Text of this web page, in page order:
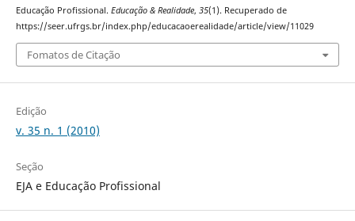
Educação Profissional. Educação & Realidade, 35(1). Recuperado de
https://seer.ufrgs.br/index.php/educacaoerealidade/article/view/11029
Fomatos de Citação
Edição
v. 35 n. 1 (2010)
Seção
EJA e Educação Profissional